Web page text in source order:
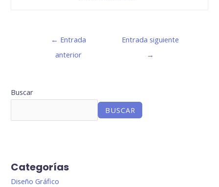
← Entrada
anterior
Entrada siguiente
→
Buscar
BUSCAR
Categorías
Diseño Gráfico